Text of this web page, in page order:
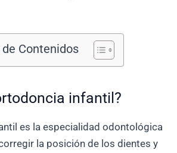
Contenidos
infantil?
es la especialidad odontológica
la posición de los dientes y